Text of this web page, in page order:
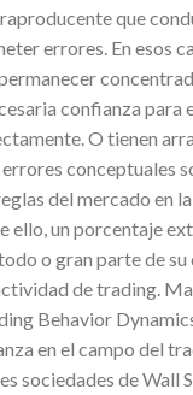
que
errores. En esos
confianza para
O tienen
conceptuales
del mercado en
ello, un porcentaje
o gran parte de su
de trading.
Behavior
en el campo del
sociedades de Wall